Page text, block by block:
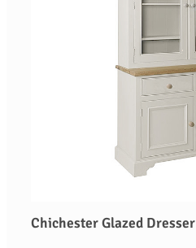
Chichester Glazed Dresser